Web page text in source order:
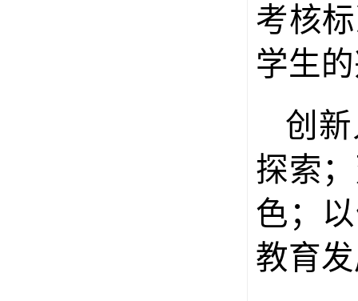
考核
学生
创
探索
色；
教育